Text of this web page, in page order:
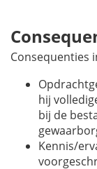
Consequenties
hij
bij de
Kennis/